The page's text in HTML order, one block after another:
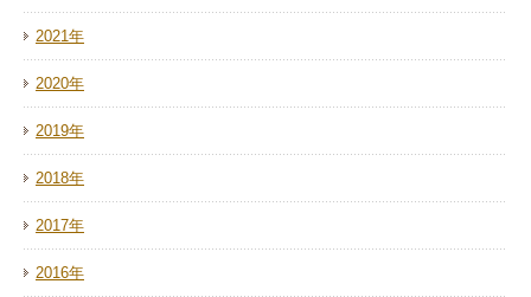
2021年
2020年
2019年
2018年
2017年
2016年